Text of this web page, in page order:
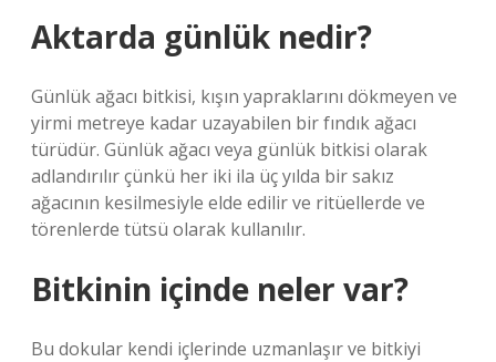
Aktarda günlük nedir?
Günlük ağacı bitkisi, kışın yapraklarını dökmeyen ve
yirmi metreye kadar uzayabilen bir fındık ağacı
türüdür. Günlük ağacı veya günlük bitkisi olarak
adlandırılır çünkü her iki ila üç yılda bir sakız
ağacının kesilmesiyle elde edilir ve ritüellerde ve
törenlerde tütsü olarak kullanılır.
Bitkinin içinde neler var?
Bu dokular kendi içlerinde uzmanlaşır ve bitkiyi